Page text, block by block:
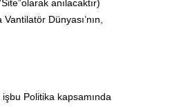
anılacaktır)
Dünyası’nın,
Politika kapsamında